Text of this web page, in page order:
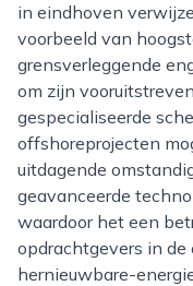
in eindhoven
voorbeeld van
grensverleggende
om zijn
gespecialiseerde
offshoreprojecten
uitdagende
geavanceerde
waardoor het een
opdrachtgevers in
hernieuwbare-